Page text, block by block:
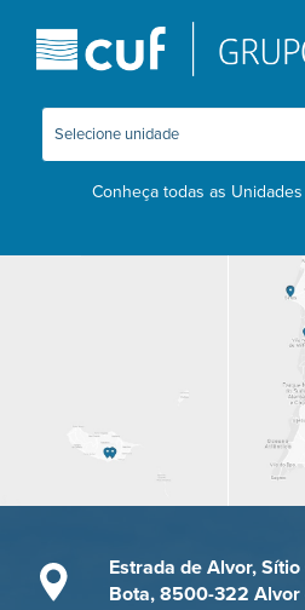
Conheça todas as
Estrada de Alvor, Sítio
Bota, 8500-322 Alvor